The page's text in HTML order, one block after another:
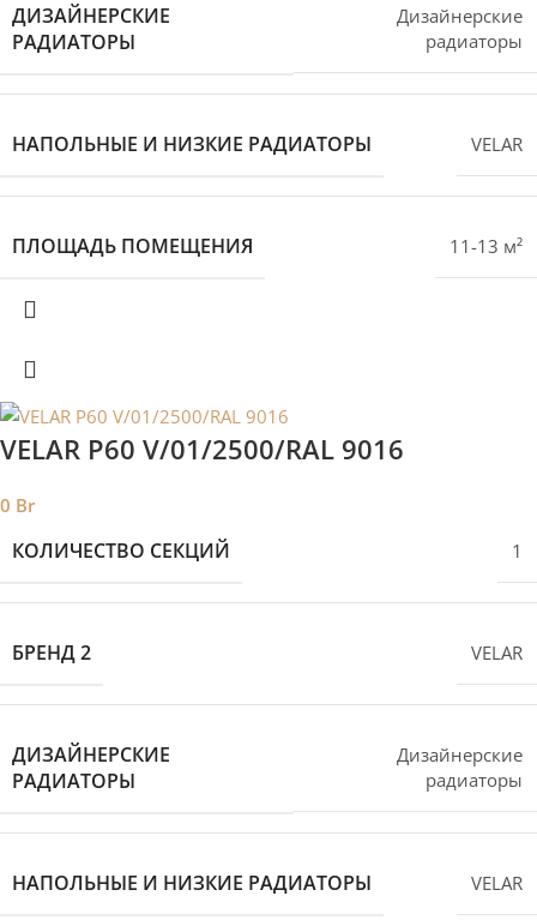
ДИЗАЙНЕРСКИЕ
РАДИАТОРЫ
Дизайнерские
радиаторы
НАПОЛЬНЫЕ И НИЗКИЕ РАДИАТОРЫ VELAR
ПЛОЩАДЬ ПОМЕЩЕНИЯ 11-13 м²
VELAR P60 V/01/2500/RAL 9016
0 Br
КОЛИЧЕСТВО СЕКЦИЙ 1
БРЕНД 2 VELAR
ДИЗАЙНЕРСКИЕ
РАДИАТОРЫ
Дизайнерские
радиаторы
НАПОЛЬНЫЕ И НИЗКИЕ РАДИАТОРЫ VELAR